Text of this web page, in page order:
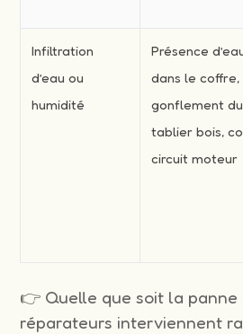
Infiltration
d’eau ou
humidité
Présence
dans le coffre,
gonflement du
tablier bois,
circuit moteur
👉 Quelle que soit la panne
réparateurs interviennent